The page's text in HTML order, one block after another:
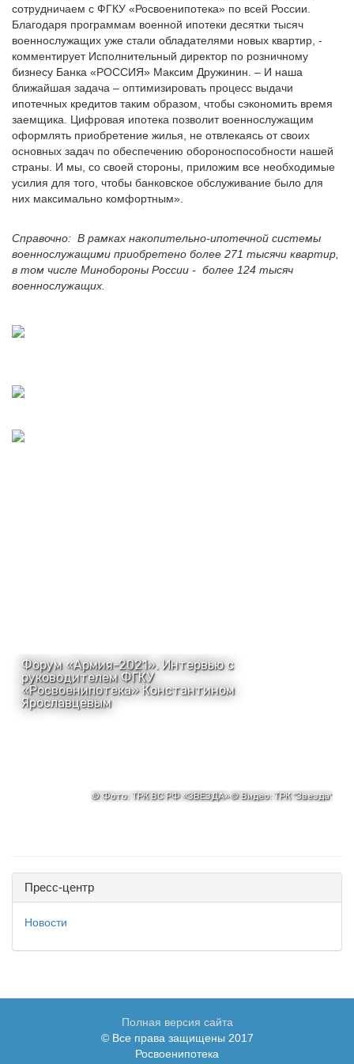
сотрудничаем с ФГКУ «Росвоенипотека» по всей России.
Благодаря программам военной ипотеки десятки тысяч
военнослужащих уже стали обладателями новых квартир, -
комментирует Исполнительный директор по розничному
бизнесу Банка «РОССИЯ» Максим Дружинин. – И наша
ближайшая задача – оптимизировать процесс выдачи
ипотечных кредитов таким образом, чтобы сэкономить время
заемщика. Цифровая ипотека позволит военнослужащим
оформлять приобретение жилья, не отвлекаясь от своих
основных задач по обеспечению обороноспособности нашей
страны. И мы, со своей стороны, приложим все необходимые
усилия для того, чтобы банковское обслуживание было для
них максимально комфортным».
Справочно: В рамках накопительно-ипотечной системы
военнослужащими приобретено более 271 тысячи квартир,
в том числе Минобороны России - более 124 тысяч
военнослужащих.
Пресс-центр
Новости
Полная версия сайта
© Все права защищены 2017
Росвоенипотека